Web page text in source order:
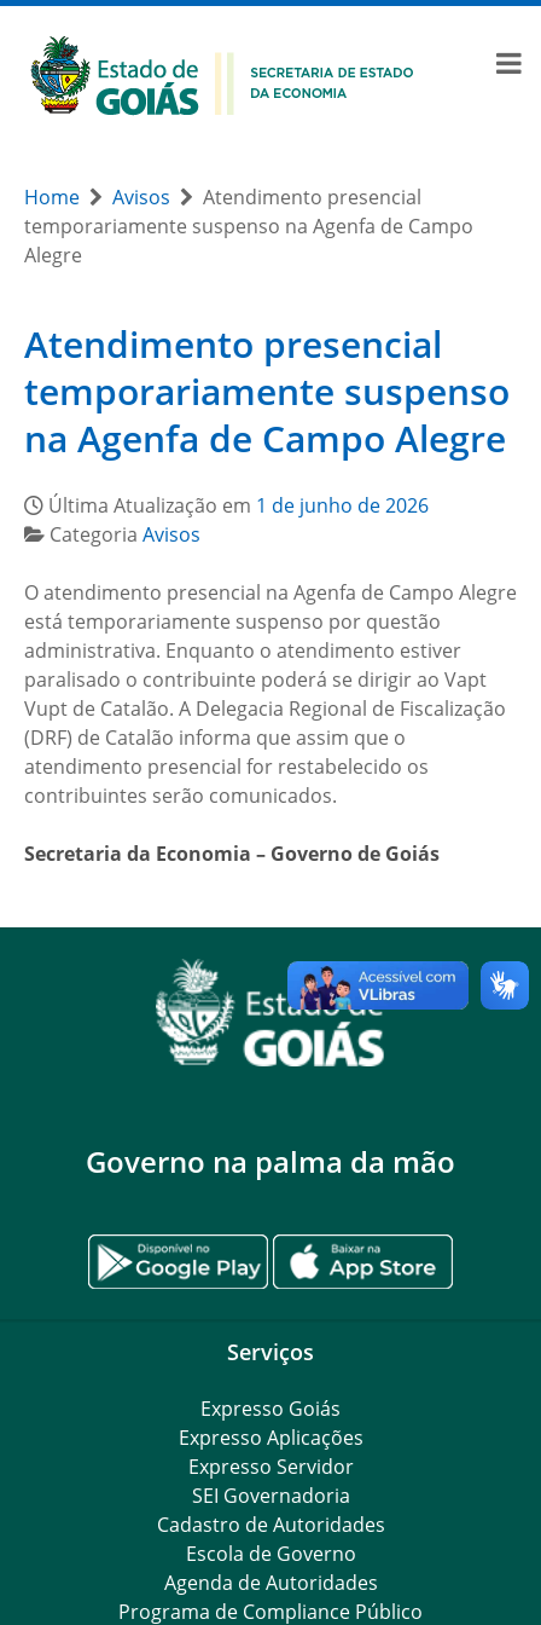
Home Avisos
Atendimento presencial
temporariamente suspenso na Agenfa de Campo
Alegre
Atendimento presencial
temporariamente suspenso
na Agenfa de Campo Alegre
Última Atualização em 1 de junho de 2026
Categoria Avisos
O atendimento presencial na Agenfa de Campo Alegre
está temporariamente suspenso por questão
administrativa. Enquanto o atendimento estiver
paralisado o contribuinte poderá se dirigir ao Vapt
Vupt de Catalão. A Delegacia Regional de Fiscalização
(DRF) de Catalão informa que assim que o
atendimento presencial for restabelecido os
contribuintes serão comunicados.
Secretaria da Economia – Governo de Goiás
Governo na palma da mão
Serviços
Expresso Goiás
Expresso Aplicações
Expresso Servidor
SEI Governadoria
Cadastro de Autoridades
Escola de Governo
Agenda de Autoridades
Programa de Compliance Público